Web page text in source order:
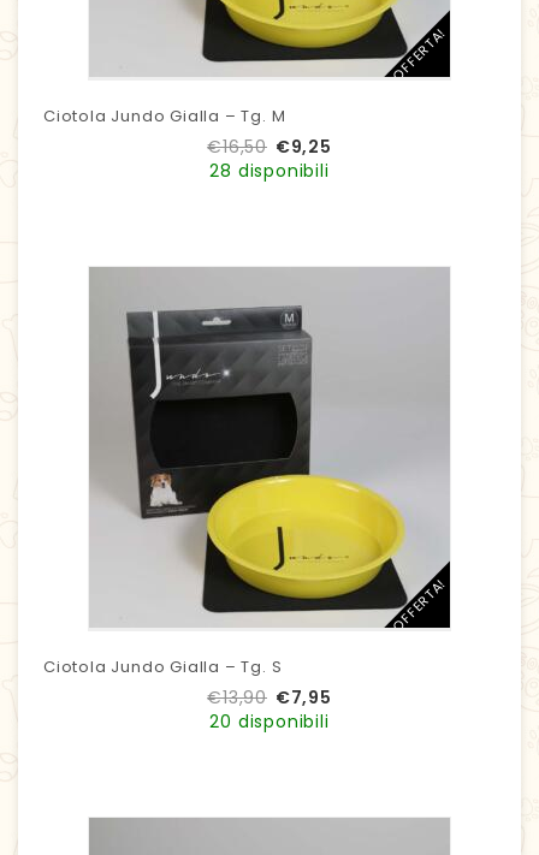
IN OFFERTA!
Ciotola Jundo Gialla – Tg. M
€16,50 €9,25
28 disponibili
IN OFFERTA!
Ciotola Jundo Gialla – Tg. S
€13,90 €7,95
20 disponibili